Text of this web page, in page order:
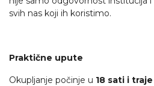
svih nas koji ih koristimo.
Praktične upute
Okupljanje počinje u 18 sati i